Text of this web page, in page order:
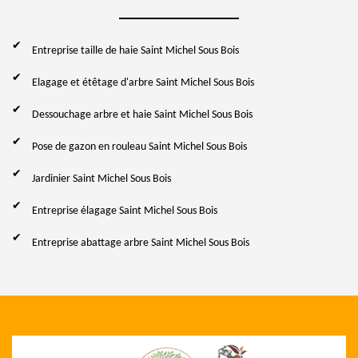
Entreprise taille de haie Saint Michel Sous Bois
Elagage et étêtage d'arbre Saint Michel Sous Bois
Dessouchage arbre et haie Saint Michel Sous Bois
Pose de gazon en rouleau Saint Michel Sous Bois
Jardinier Saint Michel Sous Bois
Entreprise élagage Saint Michel Sous Bois
Entreprise abattage arbre Saint Michel Sous Bois